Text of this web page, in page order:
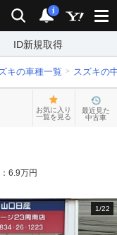
検索 通知
i
ID新規取得
キの車種一覧 スズキの
お気に入り
一覧を見る
最近見た
中古車
6.9万円
1/22